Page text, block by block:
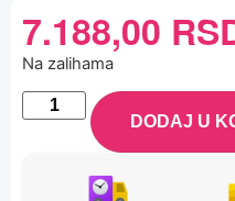
7.188,00
Na zalihama
DODAJ U